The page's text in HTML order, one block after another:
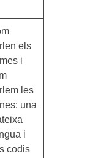
els
i
les
una
i
codis